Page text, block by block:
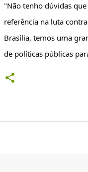
"Não tenho dúvidas
referência na luta
Brasília, temos uma
de políticas públicas